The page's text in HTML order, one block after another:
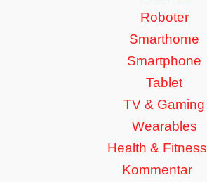
Roboter
Smarthome
Smartphone
Tablet
TV & Gaming
Wearables
Health & Fitness
Kommentar